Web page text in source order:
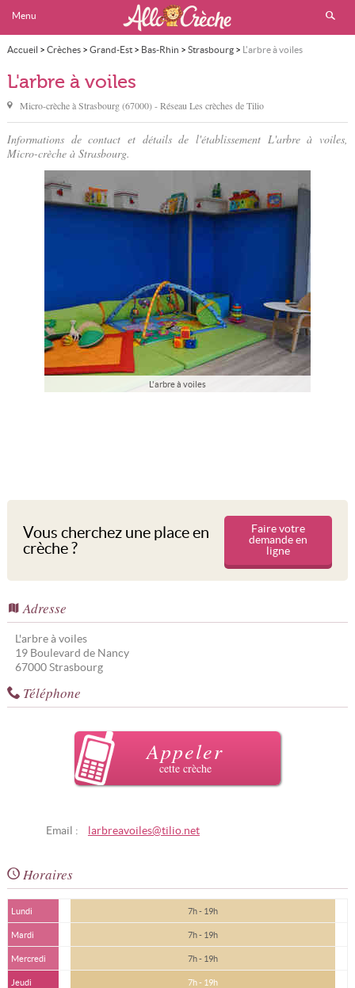
Menu
Accueil > Crèches> Grand-Est> Bas-Rhin > Strasbourg> L'arbre à voiles
L'arbre à voiles
Micro-crèche àStrasbourg(67000) - Réseau Les crèches de Tilio
Informations de contact et détails de l'établissement L'arbre à voiles,
Micro-crèche à Strasbourg.
L'arbre à voiles
Vous cherchez une place en
crèche ?
Faire votre
demande en
ligne
Adresse
L'arbre à voiles
19 Boulevard de Nancy
67000 Strasbourg
Téléphone
Appeler
cette crèche
Email : larbreavoiles@tilio.net
Horaires
Lundi 7h - 19h
Mardi 7h - 19h
Mercredi 7h - 19h
Jeudi 7h - 19h